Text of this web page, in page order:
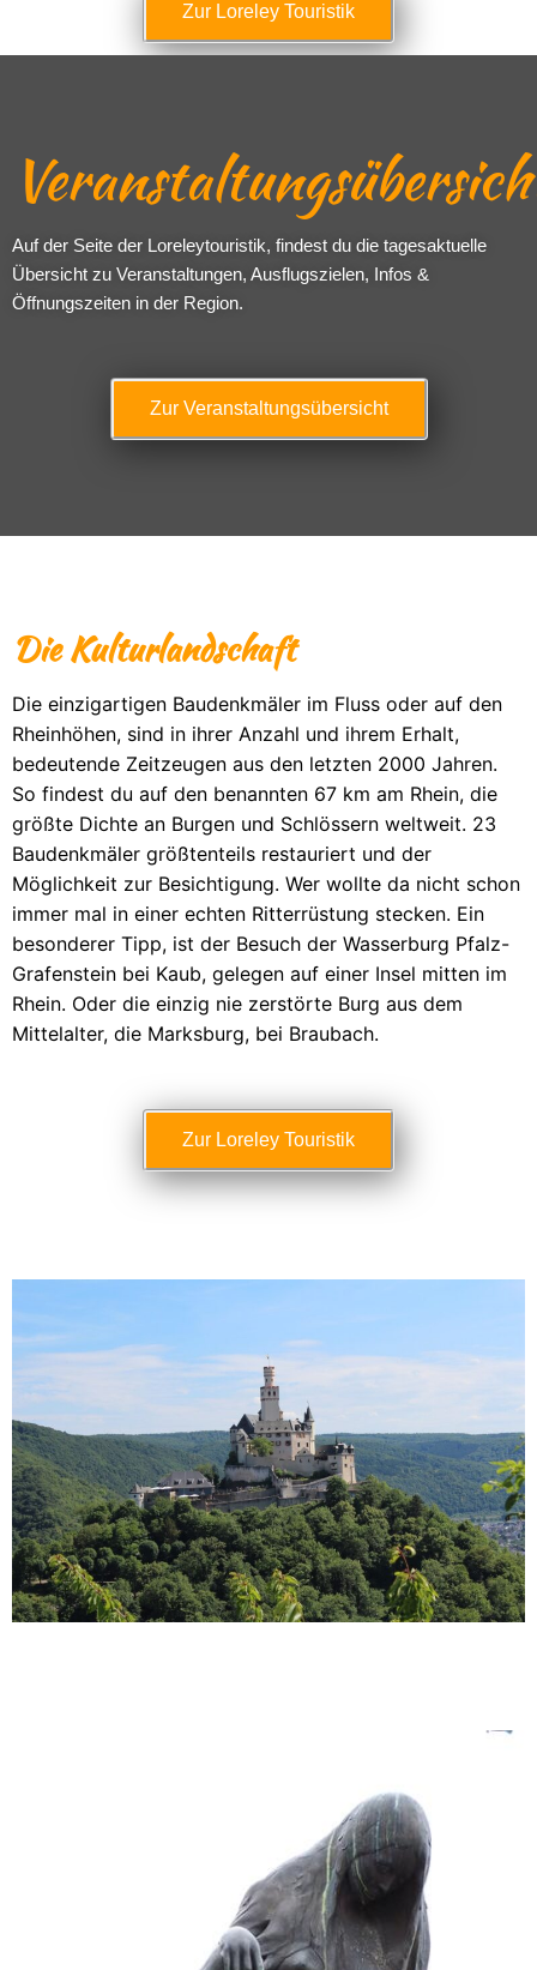
Zur Loreley Touristik
Auf der Seite der Loreleytouristik, findest du die tagesaktuelle
Übersicht zu Veranstaltungen, Ausflugszielen, Infos &
Öffnungszeiten in der Region.
Zur Veranstaltungsübersicht
Die Kulturlandschaft
Die einzigartigen Baudenkmäler im Fluss oder auf den
Rheinhöhen, sind in ihrer Anzahl und ihrem Erhalt,
bedeutende Zeitzeugen aus den letzten 2000 Jahren.
So findest du auf den benannten 67 km am Rhein, die
größte Dichte an Burgen und Schlössern weltweit. 23
Baudenkmäler größtenteils restauriert und der
Möglichkeit zur Besichtigung. Wer wollte da nicht schon
immer mal in einer echten Ritterrüstung stecken. Ein
besonderer Tipp, ist der Besuch der Wasserburg Pfalz-
Grafenstein bei Kaub, gelegen auf einer Insel mitten im
Rhein. Oder die einzig nie zerstörte Burg aus dem
Mittelalter, die Marksburg, bei Braubach.
Zur Loreley Touristik